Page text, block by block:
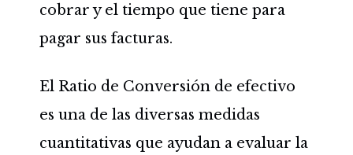
cobrar y el tiempo que tiene para
pagar sus facturas.
El Ratio de Conversión de efectivo
es una de las diversas medidas
cuantitativas que ayudan a evaluar la